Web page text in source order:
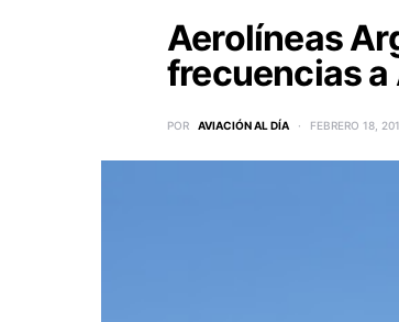
Aerolíneas
frecuencias
POR AVIACIÓN AL DÍA FEBRERO 18,